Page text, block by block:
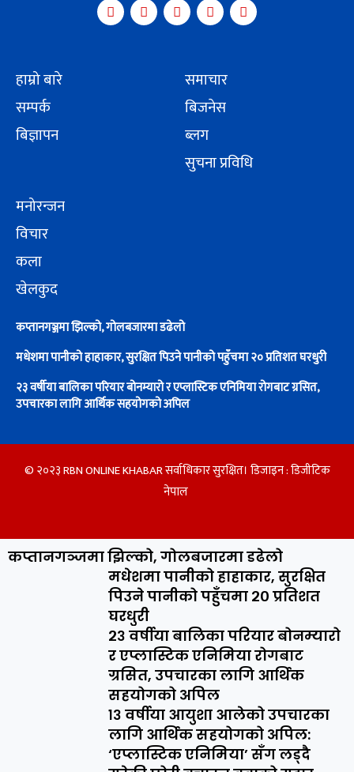
हाम्रो बारे
सम्पर्क
बिज्ञापन
समाचार
बिजनेस
ब्लग
सुचना प्रविधि
मनोरन्जन
विचार
कला
खेलकुद
कप्तानगञ्जमा झिल्को, गोलबजारमा डढेलो
मधेशमा पानीको हाहाकार, सुरक्षित पिउने पानीको पहुँचमा २० प्रतिशत घरधुरी
२३ वर्षीया बालिका परियार बोनम्यारो र एप्लास्टिक एनिमिया रोगबाट ग्रसित,
उपचारका लागि आर्थिक सहयोगको अपिल
© २०२३ RBN ONLINE KHABAR सर्वाधिकार सुरक्षित। डिजाइन :डिजीटिक
नेपाल
कप्तानगञ्जमा झिल्को, गोलबजारमा डढेलो
मधेशमा पानीको हाहाकार, सुरक्षित
पिउने पानीको पहुँचमा २० प्रतिशत
घरधुरी
२३ वर्षीया बालिका परियार बोनम्यारो
र एप्लास्टिक एनिमिया रोगबाट
ग्रसित, उपचारका लागि आर्थिक
सहयोगको अपिल
१३ वर्षीया आयुशा आलेको उपचारका
लागि आर्थिक सहयोगको अपिल:
‘एप्लास्टिक एनिमिया’ सँग लड्दै